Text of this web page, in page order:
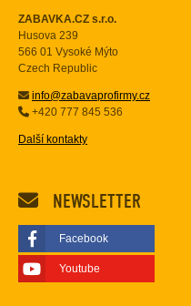
ZABAVKA.CZ s.r.o.
Husova 239
566 01 Vysoké Mýto
Czech Republic
info@zabavaprofirmy.cz
+420 777 845 536
Další kontakty
NEWSLETTER
Facebook
Youtube